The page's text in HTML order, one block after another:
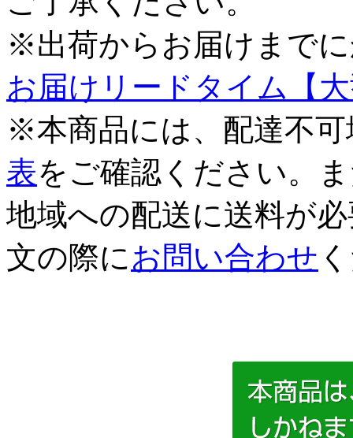
※出荷からお届けまで
お届けリードタイム【
※本商品には、配達不
表をご確認ください。
地域への配送に送料が
文の際に お問い合わせ